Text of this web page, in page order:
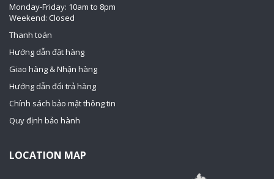
Monday-Friday: 10am to 8pm
Weekend: Closed
Thanh toán
Hướng dẫn đặt hàng
Giao hàng & Nhận hàng
Hướng dẫn đổi trả hàng
Chính sách bảo mật thông tin
Quy định bảo hành
LOCATION MAP